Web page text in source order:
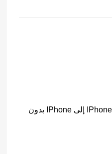
كيف تنقل جهات الاتصال من IPhone إلى IPhone بدون